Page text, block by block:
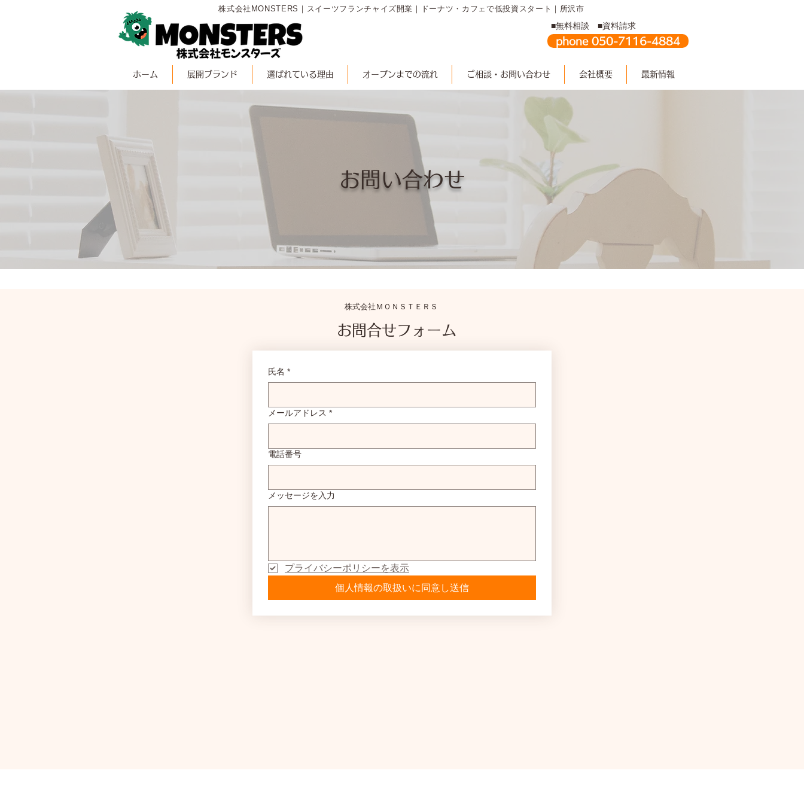
株式会社MONSTERS｜スイーツフランチャイズ開業｜ドーナツ・カフェで低投資スタート｜所沢市
■無料相談 ■資料請求
phone 050-7116-4884
ホーム 展開ブランド 選ばれている理由 ​オープンまでの流れ ご相談・お問い合わせ 会社概要 最新情報
お問い合わせ
株式会社ＭＯＮＳＴＥＲＳ
お問合せフォーム
氏名 *
メールアドレス *
電話番号
メッセージを入力
プライバシーポリシーを表示
個人情報の取扱いに同意し送信